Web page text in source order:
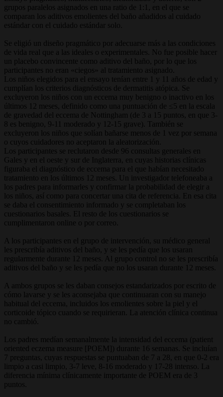
grupos paralelos asignados en una ratio de 1:1, en el que se
comparan los aditivos emolientes del baño añadidos al cuidado
estándar con el cuidado estándar solo.
Se eligió un diseño pragmático por adecuarse más a las condiciones
de vida real que a las ideales o experimentales. No fue posible hacer
un placebo convincente como aditivo del baño, por lo que los
participantes no eran «ciegos» al tratamiento asignado.
Los niños elegidos para el ensayo tenían entre 1 y 11 años de edad y
cumplían los criterios diagnósticos de dermatitis atópica. Se
excluyeron los niños con un eccema muy benigno o inactivo en los
últimos 12 meses, definido como una puntuación de ≤5 en la escala
de gravedad del eccema de Nottingham (de 3 a 15 puntos, en que 3-
8 es benigno, 9-11 moderado y 12-15 grave). También se
excluyeron los niños que solían bañarse menos de 1 vez por semana
o cuyos cuidadores no aceptaron la aleatorización.
Los participantes se reclutaron desde 96 consultas generales en
Gales y en el oeste y sur de Inglaterra, en cuyas historias clínicas
figuraba el diagnóstico de eccema para el que habían necesitado
tratamiento en los últimos 12 meses. Un investigador telefoneaba a
los padres para informarles y confirmar la probabilidad de elegir a
los niños, así como para concertar una cita de referencia. En esa cita
se daba el consentimiento informado y se completaban los
cuestionarios basales. El resto de los cuestionarios se
cumplimentaron online o por correo.
A los participantes en el grupo de intervención, su médico general
les prescribía aditivos del baño, y se les pedía que los usaran
regularmente durante 12 meses. Al grupo control no se les prescribía
aditivos del baño y se les pedía que no los usaran durante 12 meses.
A ambos grupos se les daban consejos estandarizados por escrito de
cómo lavarse y se les aconsejaba que continuaran con su manejo
habitual del eccema, incluidos los emolientes sobre la piel y el
corticoide tópico cuando se requirieran. La atención clínica continua
no cambió.
Los padres medían semanalmente la intensidad del eccema (patient
oriented eczema measure [POEM]) durante 16 semanas. Se incluían
7 preguntas, cuyas respuestas se puntuaban de 7 a 28, en que 0-2 era
limpio a casi limpio, 3-7 leve, 8-16 moderado y 17-28 intenso. La
diferencia mínima clínicamente importante de POEM era de 3
puntos.